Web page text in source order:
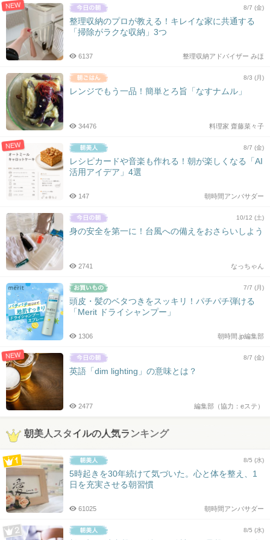
NEW 8/7 (金)
整理収納のプロが教える！キレイな家に共通する
「掃除がラクな収納」3つ
整理収納アドバイザー みほ
6137
8/3 (月)
レンジでもう一品！簡単とろ旨「なすナムル」
料理家 齋藤菜々子
34476
NEW 8/7 (金)
レシピカードや音楽も作れる！朝が楽しくなる「AI
活用アイデア」4選
朝時間アンバサダー
147
10/12 (土)
身の安全を第一に！台風への備えをおさらいしよう
なっちゃん
2741
7/7 (月)
頭皮・髪のベタつきをスッキリ！パチパチ弾ける
「Merit ドライシャンプー」
朝時間.jp編集部
1306
NEW 8/7 (金)
英語「dim lighting」の意味とは？
編集部（協力：eステ）
2477
朝美人スタイルの人気ランキング
8/5 (水)
5時起きを30年続けて気づいた。心と体を整え、1
日を充実させる朝習慣
朝時間アンバサダー
61025
8/5 (水)